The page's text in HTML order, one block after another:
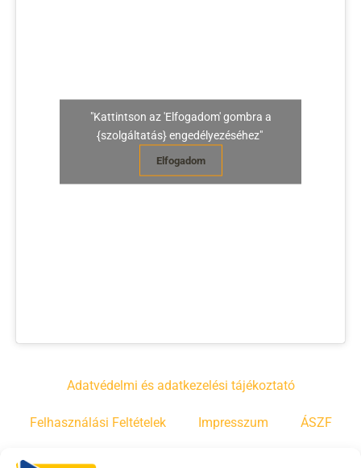
"Kattintson az 'Elfogadom' gombra a
{szolgáltatás} engedélyezéséhez"
Elfogadom
Adatvédelmi és adatkezelési tájékoztató
Felhasználási Feltételek Impresszum ÁSZF